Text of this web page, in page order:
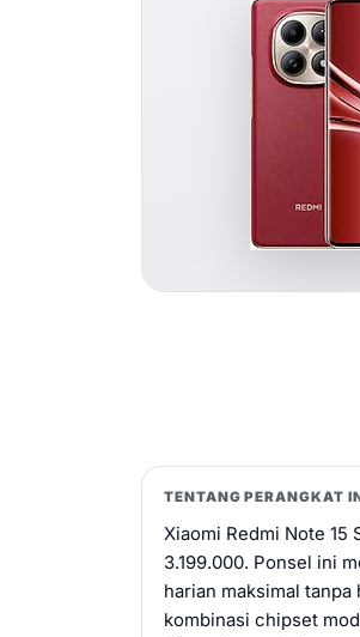
TENTANG PERANGKAT
Xiaomi Redmi Note 15
3.199.000. Ponsel ini
harian maksimal
kombinasi chipset